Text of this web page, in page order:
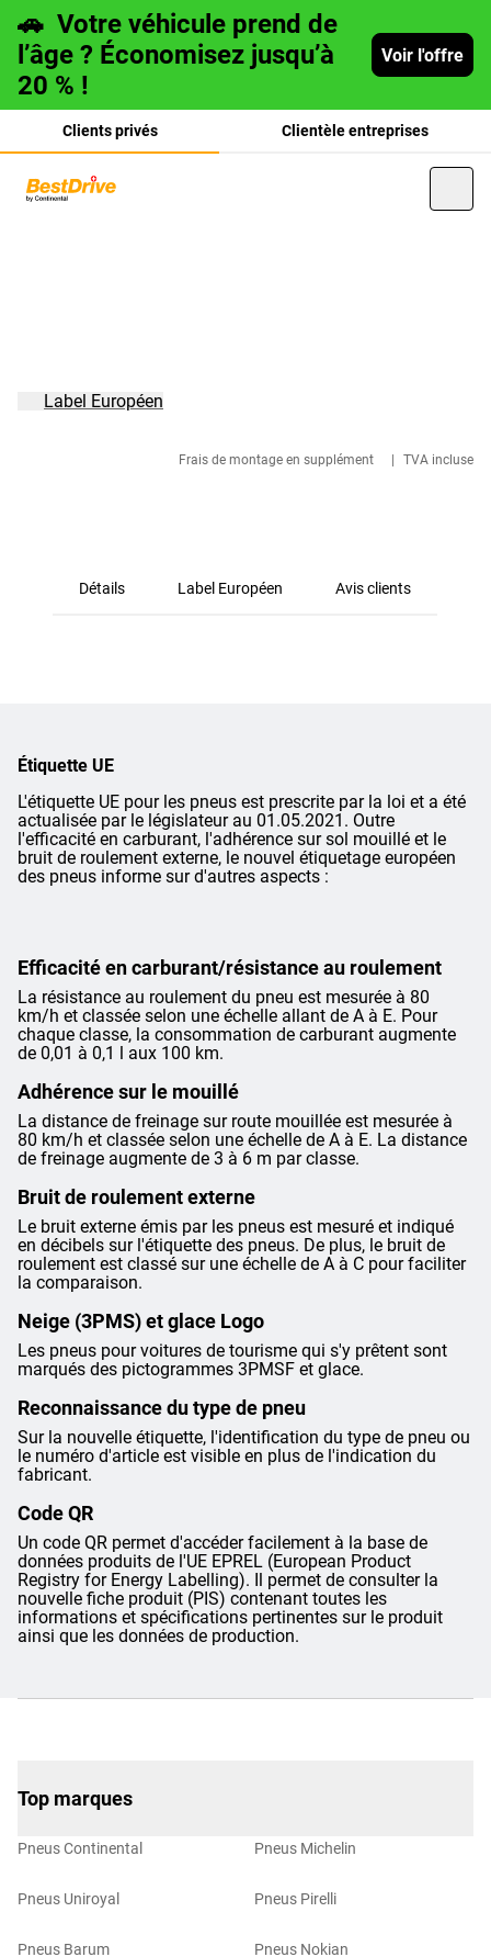
🚗 Votre véhicule prend de
l’âge ? Économisez jusqu’à
20 % !
Voir l'offre
Clients privés Clientèle entreprises
Frais de montage en supplément TVA incluse
Label Européen
Détails Label Européen Avis clients
Étiquette UE
L'étiquette UE pour les pneus est prescrite par la loi et a été
actualisée par le législateur au 01.05.2021. Outre
l'efficacité en carburant, l'adhérence sur sol mouillé et le
bruit de roulement externe, le nouvel étiquetage européen
des pneus informe sur d'autres aspects :
Efficacité en carburant/résistance au roulement
La résistance au roulement du pneu est mesurée à 80
km/h et classée selon une échelle allant de A à E. Pour
chaque classe, la consommation de carburant augmente
de 0,01 à 0,1 l aux 100 km.
Adhérence sur le mouillé
La distance de freinage sur route mouillée est mesurée à
80 km/h et classée selon une échelle de A à E. La distance
de freinage augmente de 3 à 6 m par classe.
Bruit de roulement externe
Le bruit externe émis par les pneus est mesuré et indiqué
en décibels sur l'étiquette des pneus. De plus, le bruit de
roulement est classé sur une échelle de A à C pour faciliter
la comparaison.
Neige (3PMS) et glace Logo
Les pneus pour voitures de tourisme qui s'y prêtent sont
marqués des pictogrammes 3PMSF et glace.
Reconnaissance du type de pneu
Sur la nouvelle étiquette, l'identification du type de pneu ou
le numéro d'article est visible en plus de l'indication du
fabricant.
Code QR
Un code QR permet d'accéder facilement à la base de
données produits de l'UE EPREL (European Product
Registry for Energy Labelling). Il permet de consulter la
nouvelle fiche produit (PIS) contenant toutes les
informations et spécifications pertinentes sur le produit
ainsi que les données de production.
Top marques
Pneus Continental
Pneus Uniroyal
Pneus Barum
Pneus Michelin
Pneus Pirelli
Pneus Nokian